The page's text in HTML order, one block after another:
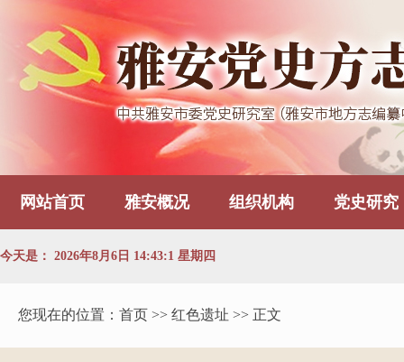
网站首页 雅安概况 组织机构 党史研究
今天是： 2026年8月6日 14:43:1 星期四
您现在的位置： 首页 >> 红色遗址 >> 正文